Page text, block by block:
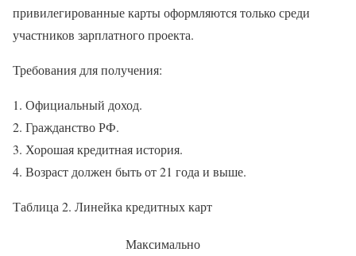
привилегированные карты оформляются только среди
участников зарплатного проекта.
Требования для получения:
Официальный доход.
Гражданство РФ.
Хорошая кредитная история.
Возраст должен быть от 21 года и выше.
Таблица 2. Линейка кредитных карт
Максимально